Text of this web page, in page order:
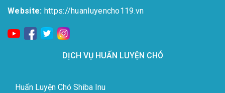
Website: https://huanluyencho119.vn
DỊCH VỤ HUẤN LUYỆN CHÓ
Huấn Luyện Chó Shiba Inu